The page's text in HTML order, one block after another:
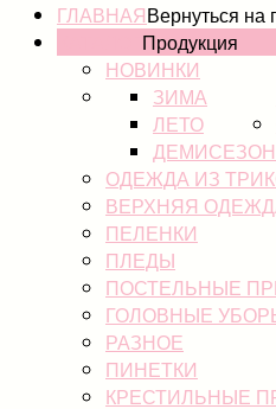
ГЛАВНАЯВернуться на
Продукция
НОВИНКИ
ЗИМА
ЛЕТО
ДЕМИСЕЗОН
ОДЕЖДА ИЗ
ВЕРХНЯЯ
ПЕЛЕНКИ
ПЛЕДЫ
ПОСТЕЛЬНЫЕ
ГОЛОВНЫЕ
РАЗНОЕ
ПИНЕТКИ
КРЕСТИЛЬНЫЕ